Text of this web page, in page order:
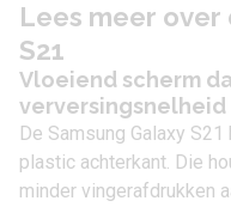
Lees meer over
S21
Vloeiend scherm
verversingsnelheid
De Samsung Galaxy
plastic achterkant. Die
minder vingerafdrukken